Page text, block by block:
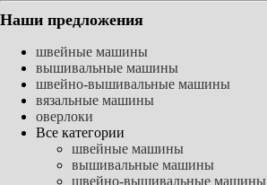
Наши предложения
швейные машины
вышивальные машины
швейно-вышивальные машины
вязальные машины
оверлоки
Все категории
швейные машины
вышивальные машины
швейно-вышивальные машины